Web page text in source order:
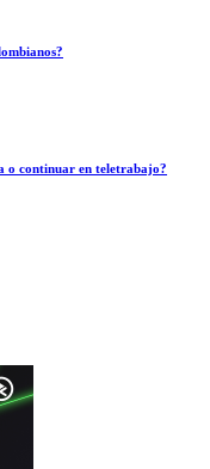
o continuar en teletrabajo?